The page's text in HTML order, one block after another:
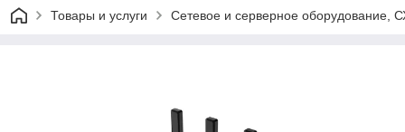
Товары и услуги Сетевое и серверное оборудование,